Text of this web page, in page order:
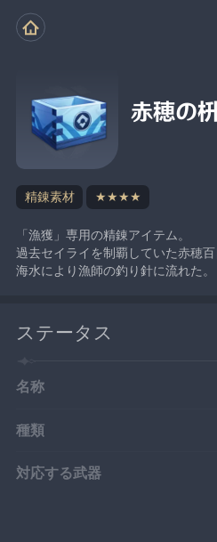
赤穂の
精錬素材 ★★★★
「漁獲」専用の精錬アイテム。
過去セイライを制覇していた赤穂百
海水により漁師の釣り針に流れた。
ステータス
名称
種類
対応する武器